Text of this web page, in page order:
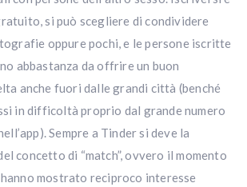
si può scegliere di condividere
oppure pochi, e le persone iscritte
abbastanza da offrire un buon
anche fuori dalle grandi città (benché
in difficoltà proprio dal grande numero
Sempre a Tinder si deve la
concetto di “match”, ovvero il momento
mostrato reciproco interesse